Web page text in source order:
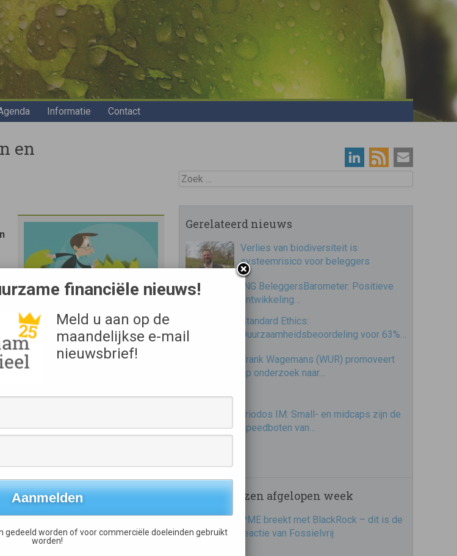
Informatie Contact
en
Bron
VEB
om duidelijk te maken
met duurzaamheid vereist
De duurzame belegger kijkt
op de geleverde financiële
duurzame belegger veel meer
Zoek
Gerelateerd nieuws
Verlies van biodiversiteit is
systeemrisico voor beleggers
ING BeleggersBarometer: Positieve
ontwikkeling…
Standard Ethics:
Duurzaamheidsbeoordeling voor 63%…
Frank Wagemans (WUR) promoveert
op onderzoek naar…
Triodos IM: Small- en midcaps zijn de
speedboten van…
Meest gelezen afgelopen week
PME breekt met BlackRock – dit is de
reactie van Fossielvrij
financiële nieuws!
Meld u aan op de
maandelijkse e-mail
nieuwsbrief!
worden of voor commerciële doeleinden gebruikt
worden!